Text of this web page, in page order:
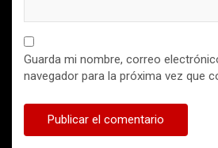
Guarda mi nombre, correo
navegador para la próxima vez que